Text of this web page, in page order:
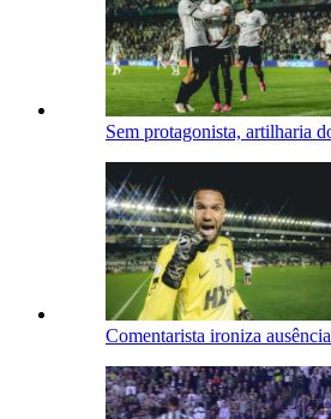
Sem protagonista, artilharia
Comentarista ironiza